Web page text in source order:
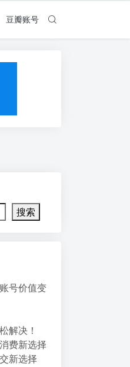
豆瓣账号
搜索
号价值变
解决！
费新选择
新选择